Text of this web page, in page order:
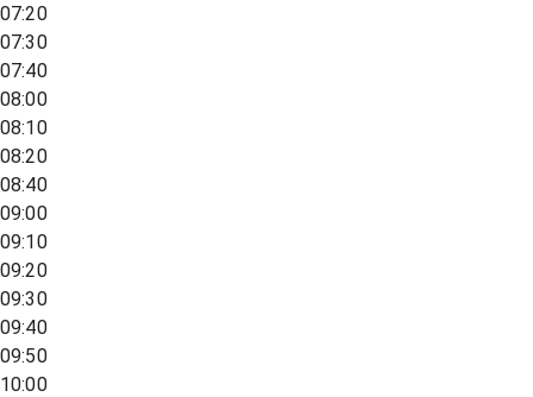
07:20
07:30
07:40
08:00
08:10
08:20
08:40
09:00
09:10
09:20
09:30
09:40
09:50
10:00